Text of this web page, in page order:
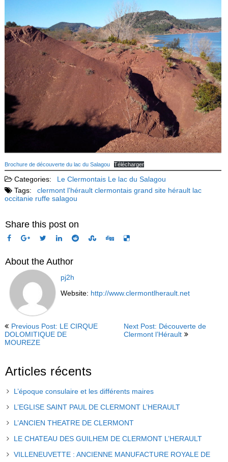
Brochure de découverte du lac du Salagou Télécharger
Categories: Le Clermontais Le lac du Salagou
Tags:
clermont l'hérault clermontais grand site hérault lac
occitanie ruffe salagou
Share this post on
About the Author
pj2h
Website: http://www.clermontlherault.net
Previous Post: LE CIRQUE
DOLOMITIQUE DE
MOUREZE
Next Post: Découverte de
Clermont l’Hérault
Articles récents
L’époque consulaire et les différents maires
L’EGLISE SAINT PAUL DE CLERMONT L’HERAULT
L’ANCIEN THEATRE DE CLERMONT
LE CHATEAU DES GUILHEM DE CLERMONT L’HERAULT
VILLENEUVETTE : ANCIENNE MANUFACTURE ROYALE DE